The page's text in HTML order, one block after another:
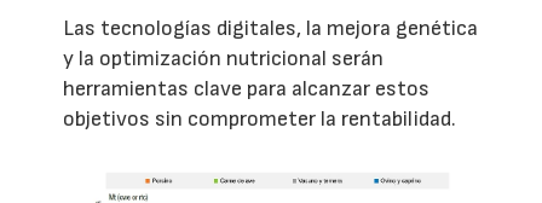
Las tecnologías digitales, la mejora genética
y la optimización nutricional serán
herramientas clave para alcanzar estos
objetivos sin comprometer la rentabilidad.